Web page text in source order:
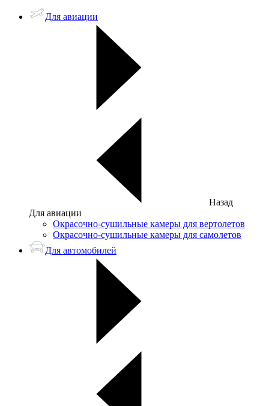
Для авиации
Назад
Для авиации
Окрасочно-сушильные камеры для вертолетов
Окрасочно-сушильные камеры для самолетов
Для автомобилей